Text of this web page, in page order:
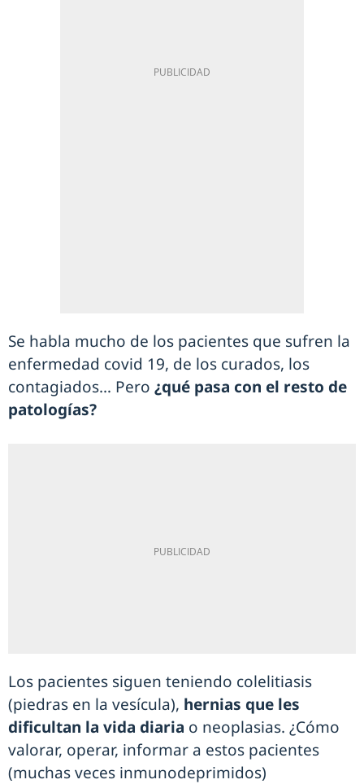
Se habla mucho de los pacientes que sufren la
enfermedad covid 19, de los curados, los
contagiados… Pero ¿qué pasa con el resto de
patologías?
Los pacientes siguen teniendo colelitiasis
(piedras en la vesícula), hernias que les
dificultan la vida diaria o neoplasias. ¿Cómo
valorar, operar, informar a estos pacientes
(muchas veces inmunodeprimidos)